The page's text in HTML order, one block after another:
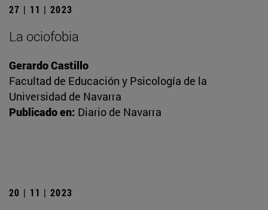
27 | 11 | 2023
La ociofobia
Gerardo Castillo
Facultad de Educación y Psicología de la
Universidad de Navarra
Publicado en: Diario de Navarra
20 | 11 | 2023